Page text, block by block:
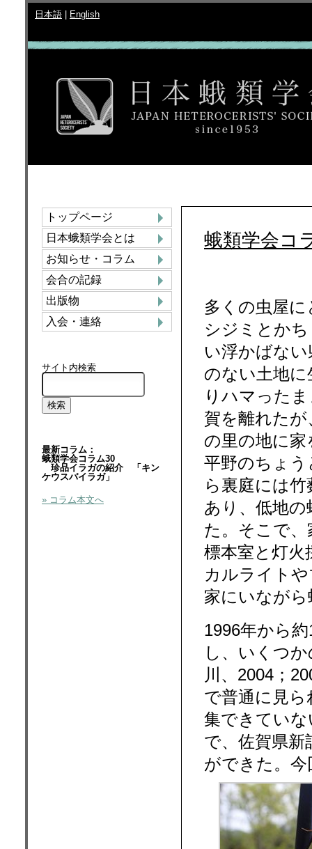
日本語 English
トップページ
日本蛾類学会とは
お知らせ・コラム
会合の記録
出版物
入会・連絡
サイト内検索
最新コラム：
蛾類学会コラム30
珍品イラガの紹介 「キン
ケウスバイラガ」
» コラム本文へ
蛾類学会コ
多くの虫屋
シジミとか
い浮かばな
のない土地
りハマった
賀を離れたが
の里の地に
平野のちょ
ら裏庭には
あり、低地
た。そこで
標本室と灯火
カルライト
家にいなが
1996年から
し、いくつ
川、2004；
で普通に見
集できてい
で、佐賀県新
ができた。